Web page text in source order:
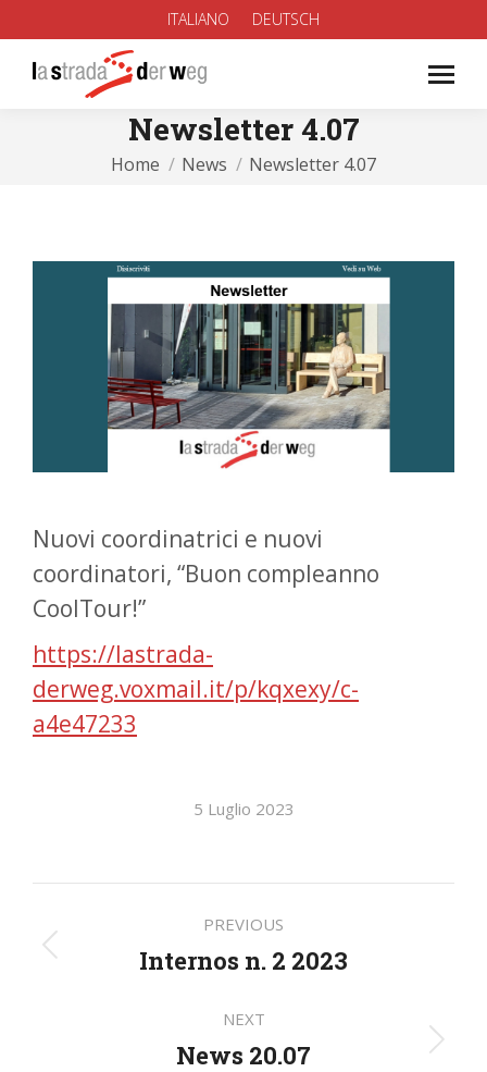
ITALIANO DEUTSCH
Newsletter 4.07
You are here:
Home News Newsletter 4.07
Nuovi coordinatrici e nuovi
coordinatori, “Buon compleanno
CoolTour!”
https://lastrada-
derweg.voxmail.it/p/kqxexy/c-
a4e47233
5 Luglio 2023
navigation
PREVIOUS
Previous
Internos n. 2 2023
NEXT
Next
News 20.07